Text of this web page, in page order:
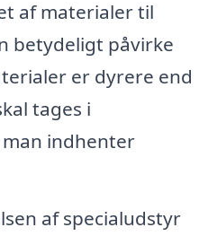
af materialer til
betydeligt påvirke
er dyrere end
tages i
indhenter
af specialudstyr